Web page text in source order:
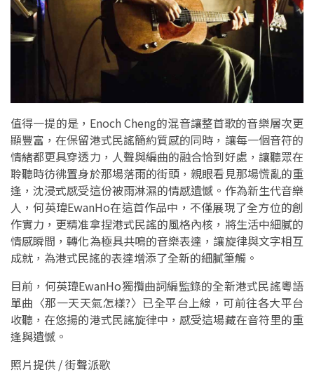
值得一提的是，Enoch Cheng的混音讓整首歌的音樂層次更
顯豐富，在保留港式民謠簡約質感的同時，讓每一個音符的
情緒都更具穿透力，人聲與編曲的融合恰到好處，讓聽眾在
聆聽時彷彿置身於那場落雨的街頭，親眼看見那場慌亂的重
逢，沈浸式感受這份被雨淋濕的情感遺憾。作為新生代音樂
人，何英瑋EwanHo在這首作品中，不僅展現了全方位的創
作實力，更精准拿捏港式民謠的風格內核，將生活中細膩的
情感瞬間，轉化為極具共鳴的音樂表達，讓旋律與文字相互
成就，為港式民謠的表達增添了全新的細膩筆觸。
目前，何英瑋EwanHo獨攬曲詞編監錄的全新港式民謠粵語
單曲〈那一天天氣怎樣?〉已全平台上線，可前往各大平台
收聽，在悠揚的港式民謠旋律中，感受這場藏在音符里的重
逢與遺憾。
照片提供 / 街聲派歌